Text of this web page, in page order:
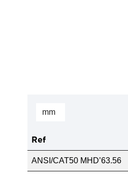
Ref
ANSI/CAT50 MHD’63.56